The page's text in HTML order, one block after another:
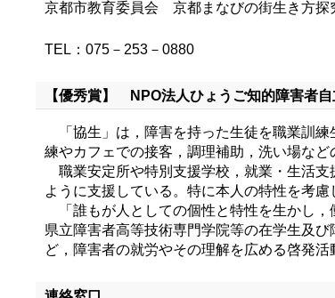
京都市教育委員会 京都まなびの街生き
TEL：075－253－0880
【優秀賞】 NPO法人ひょうご知的障害者
「協生」は，障害を持った生徒を職業訓練
練やカフェでの接客，調理補助，洗い場など
職業安定所や特別支援学校，就業・生活支
ように支援している。特に本人の特性を考
「誰もが人としての個性と特性を生かし，
県立障害者高等技術専門学院等の在学生及
ど，障害者の就労やその理解を広める啓発活